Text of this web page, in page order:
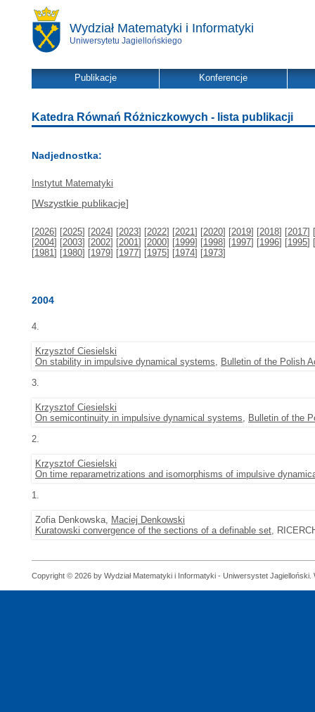
Wydział Matematyki i Informatyki
Uniwersytetu Jagiellońskiego
Publikacje Konferencje
Katedra Równań Różniczkowych - lista publikacji
Nadjednostka:
Instytut Matematyki
[Wszystkie publikacje]
[2026] [2025] [2024] [2023] [2022] [2021] [2020] [2019] [2018] [2017] [
[2004] [2003] [2002] [2001] [2000] [1999] [1998] [1997] [1996] [1995] [
[1981] [1980] [1979] [1977] [1975] [1974] [1973]
2004
4.
Krzysztof Ciesielski
On stability in impulsive dynamical systems, Bulletin of the Polish
3.
Krzysztof Ciesielski
On semicontinuity in impulsive dynamical systems, Bulletin of the
2.
Krzysztof Ciesielski
On time reparametrizations and isomorphisms of impulsive
1.
Zofia Denkowska, Maciej Denkowski
Kuratowski convergence of the sections of a definable set,
Copyright © 2026 by Wydział Matematyki i Informatyki - Uniwersystet